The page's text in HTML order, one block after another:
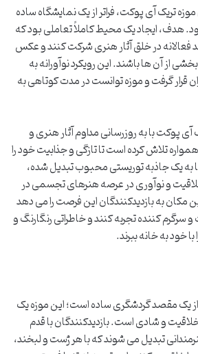
تریک آی پوکت، فراتر از یک نمایشگاه ساده
هدف، ایجاد یک محیط کاملاً تعاملی بود که
فعالانه در خلق آثار هنری شرکت کنند و عکس
از آن ها باشند. این رویکرد نوآورانه به
قرار گرفت و موزه توانست در مدت کوتاهی به
پوکت با به روزرسانی مداوم آثار هنری و
تلاش کرده است تا تازگی و جذابیت خود را
به یک جاذبه توریستی محبوب تبدیل شده،
و نوآوری در عرصه هنرهای تجسمی در
مکان به بازدیدکنندگان این فرصت را می دهد
سرگرم کننده تجربه کنند و خاطراتی رنگارنگ و
خود به خانه ببرند.
یک مقصد گردشگری ساده است؛ این موزه یک
خلاقیت و شادی است. بازدیدکنندگان با قدم
تبدیل می شوند که با هر ژست و لبخند،